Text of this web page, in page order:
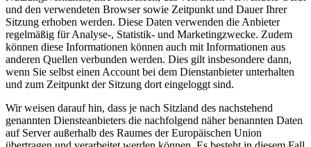
und den verwendeten Browser sowie Zeitpunkt und Dauer Ihrer
Sitzung erhoben werden. Diese Daten verwenden die Anbieter
regelmäßig für Analyse-, Statistik- und Marketingzwecke. Zudem
können diese Informationen können auch mit Informationen aus
anderen Quellen verbunden werden. Dies gilt insbesondere dann,
wenn Sie selbst einen Account bei dem Dienstanbieter unterhalten
und zum Zeitpunkt der Sitzung dort eingeloggt sind.
Wir weisen darauf hin, dass je nach Sitzland des nachstehend
genannten Diensteanbieters die nachfolgend näher benannten Daten
auf Server außerhalb des Raumes der Europäischen Union